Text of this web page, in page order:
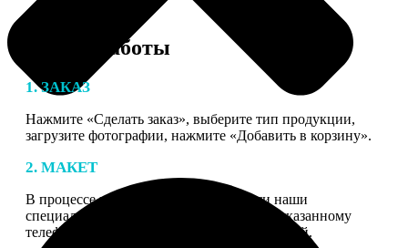
Этапы работы
1. ЗАКАЗ
Нажмите «Сделать заказ», выберите тип продукции,
загрузите фотографии, нажмите «Добавить в корзину».
2. МАКЕТ
В процессе подготовки заказа к печати наши
специалисты могут связаться с Вами по указанному
телефону или email для согласования деталей.